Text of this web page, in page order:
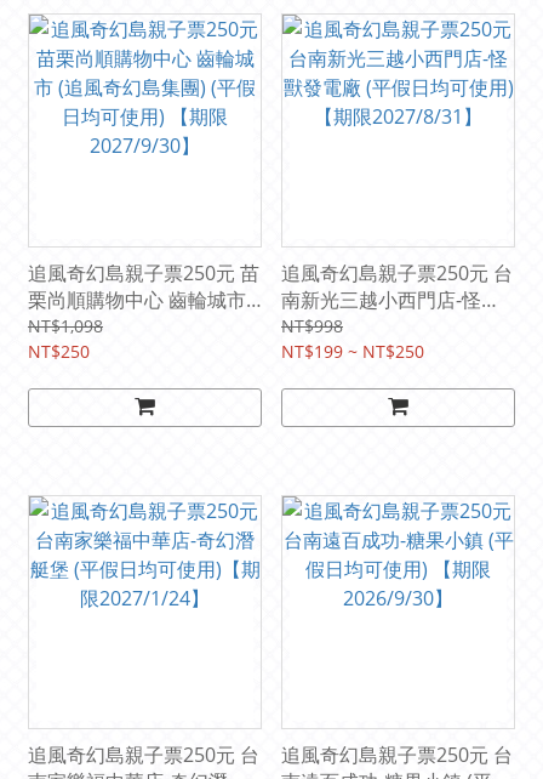
追風奇幻島親子票250元 苗
栗尚順購物中心 齒輪城市
(追風奇幻島集團) (平假日
均可使用) 【期限
NT$1,098
NT$250
追風奇幻島親子票250元 台
南新光三越小西門店-怪獸
發電廠 (平假日均可使用)
【期限2027/8/31】
NT$998
NT$199 ~ NT$250
追風奇幻島親子票250元 台
追風奇幻島親子票250元 台